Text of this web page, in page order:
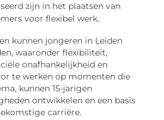
zijn in het plaatsen van
voor flexibel werk.
kunnen jongeren in Leiden
waaronder flexibiliteit,
onafhankelijkheid en
te werken op momenten die
kunnen 15-jarigen
ontwikkelen en een basis
carrière.